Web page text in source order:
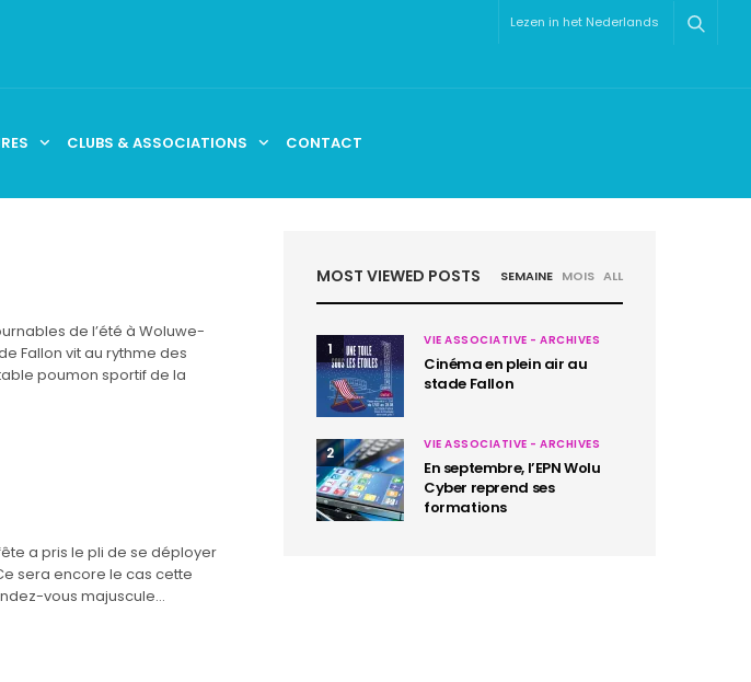
Lezen in het Nederlands
CLUBS & ASSOCIATIONS CONTACT
de l’été à Woluwe-
Fallon vit au rythme des
poumon sportif de la
a pris le pli de se déployer
sera encore le cas cette
vous majuscule…
MOST VIEWED POSTS SEMAINE MOIS ALL
1 VIE ASSOCIATIVE - ARCHIVES
Cinéma en plein air au
stade Fallon
2 VIE ASSOCIATIVE - ARCHIVES
En septembre, l’EPN Wolu
Cyber reprend ses
formations